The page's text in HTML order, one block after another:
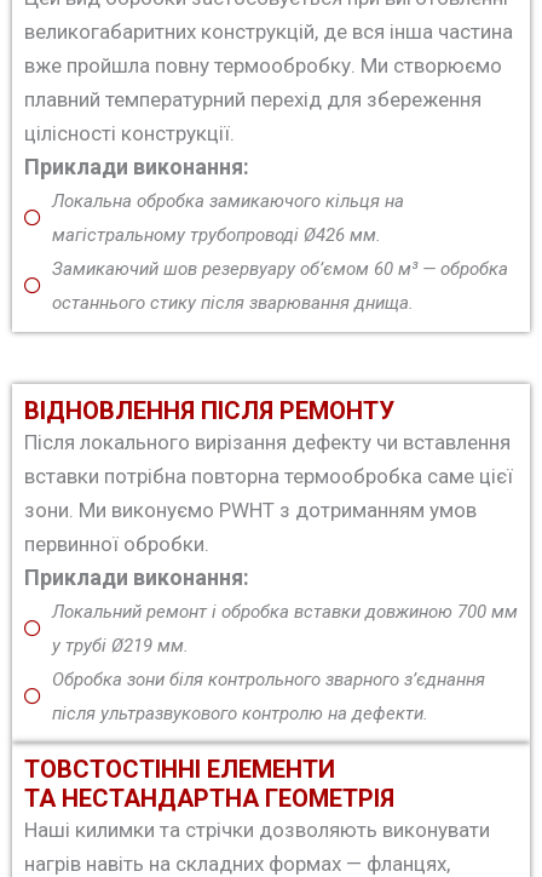
великогабаритних конструкцій, де вся інша частина
вже пройшла повну термообробку. Ми створюємо
плавний температурний перехід для збереження
цілісності конструкції.
Приклади виконання:
Локальна обробка замикаючого кільця на
магістральному трубопроводі Ø426 мм.
Замикаючий шов резервуару об’ємом 60 м³ — обробка
останнього стику після зварювання днища.
ВІДНОВЛЕННЯ ПІСЛЯ РЕМОНТУ
Після локального вирізання дефекту чи вставлення
вставки потрібна повторна термообробка саме цієї
зони. Ми виконуємо PWHT з дотриманням умов
первинної обробки.
Приклади виконання:
Локальний ремонт і обробка вставки довжиною 700 мм
у трубі Ø219 мм.
Обробка зони біля контрольного зварного з’єднання
після ультразвукового контролю на дефекти.
ТОВСТОСТІННІ ЕЛЕМЕНТИ
ТА НЕСТАНДАРТНА ГЕОМЕТРІЯ
Наші килимки та стрічки дозволяють виконувати
нагрів навіть на складних формах — фланцях,